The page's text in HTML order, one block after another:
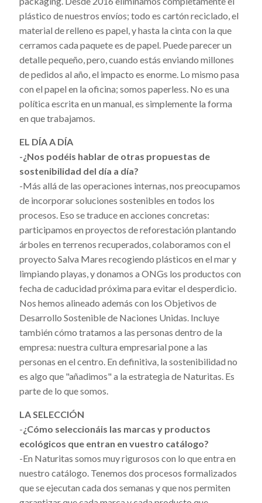
plástico de nuestros envíos; todo es cartón reciclado, el
material de relleno es papel, y hasta la cinta con la que
cerramos cada paquete es de papel. Puede parecer un
detalle pequeño, pero, cuando estás enviando millones
de pedidos al año, el impacto es enorme. Lo mismo pasa
con el papel en la oficina; somos paperless. No es una
política escrita en un manual, es simplemente la forma
en que trabajamos.
EL DÍA A DÍA
-¿Nos podéis hablar de otras propuestas de
sostenibilidad del día a día?
-Más allá de las operaciones internas, nos preocupamos
de incorporar soluciones sostenibles en todos los
procesos. Eso se traduce en acciones concretas:
participamos en proyectos de reforestación plantando
árboles en terrenos recuperados, colaboramos con el
proyecto Salva Mares recogiendo plásticos en el mar y
limpiando playas, y donamos a ONGs los productos con
fecha de caducidad próxima para evitar el desperdicio.
Nos hemos alineado además con los Objetivos de
Desarrollo Sostenible de Naciones Unidas. Incluye
también cómo tratamos a las personas dentro de la
empresa: nuestra cultura empresarial pone a las
personas en el centro. En definitiva, la sostenibilidad no
es algo que "añadimos" a la estrategia de Naturitas. Es
parte de lo que somos.
LA SELECCIÓN
-¿Cómo seleccionáis las marcas y productos
ecológicos que entran en vuestro catálogo?
-En Naturitas somos muy rigurosos con lo que entra en
nuestro catálogo. Tenemos dos procesos formalizados
que se ejecutan cada dos semanas y que nos permiten